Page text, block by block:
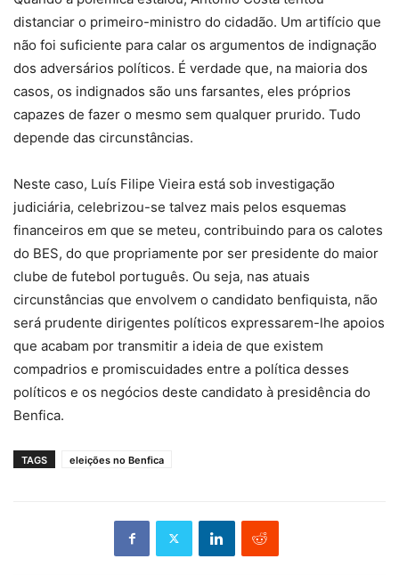
distanciar o primeiro-ministro do cidadão. Um artifício que
não foi suficiente para calar os argumentos de indignação
dos adversários políticos. É verdade que, na maioria dos
casos, os indignados são uns farsantes, eles próprios
capazes de fazer o mesmo sem qualquer prurido. Tudo
depende das circunstâncias.
Neste caso, Luís Filipe Vieira está sob investigação
judiciária, celebrizou-se talvez mais pelos esquemas
financeiros em que se meteu, contribuindo para os calotes
do BES, do que propriamente por ser presidente do maior
clube de futebol português. Ou seja, nas atuais
circunstâncias que envolvem o candidato benfiquista, não
será prudente dirigentes políticos expressarem-lhe apoios
que acabam por transmitir a ideia de que existem
compadrios e promiscuidades entre a política desses
políticos e os negócios deste candidato à presidência do
Benfica.
TAGS eleições no Benfica